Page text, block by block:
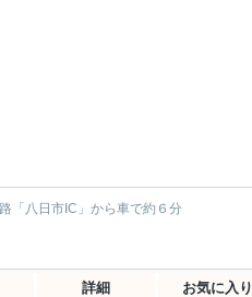
「八日市IC」から車で約６分
詳細 お気に入り